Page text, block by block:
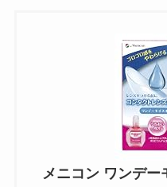
メニコン ワンデー